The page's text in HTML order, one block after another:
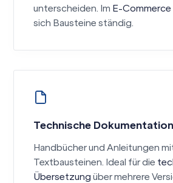
unterscheiden. Im E-Commerce
sich Bausteine ständig.
Technische Dokumentation
Handbücher und Anleitungen
Textbausteinen. Ideal für die
Übersetzung über mehrere